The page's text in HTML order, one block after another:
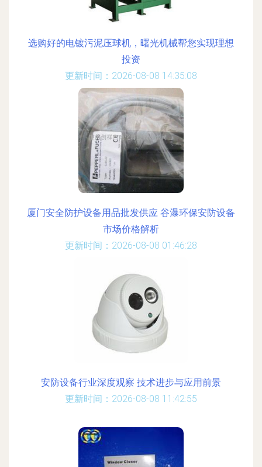
选购好的电镀污泥压球机，曙光机械帮您实现理想
投资
更新时间：2026-08-08 14:35:08
厦门安全防护设备用品批发供应 谷瀑环保安防设备
市场价格解析
更新时间：2026-08-08 01:46:28
安防设备行业深度观察 技术进步与应用前景
更新时间：2026-08-08 11:42:55